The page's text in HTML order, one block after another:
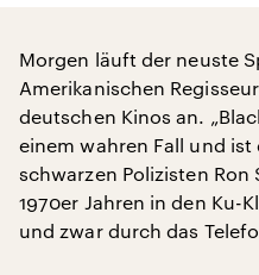
Morgen läuft der neuste
Amerikanischen
deutschen Kinos an.
einem wahren Fall und ist
schwarzen Polizisten
1970er Jahren in den Ku-
und zwar durch das